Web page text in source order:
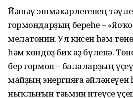
Йәшәү эшмәкәрлегенең
гормондарҙың береһе –
мелатонин. Ул кисен һәм
һәм көндөҙ бик аҙ бүленә.
бер гормон – бала­ларҙың
майҙың энергияға
ныҡлығын тәьмин итеүсе